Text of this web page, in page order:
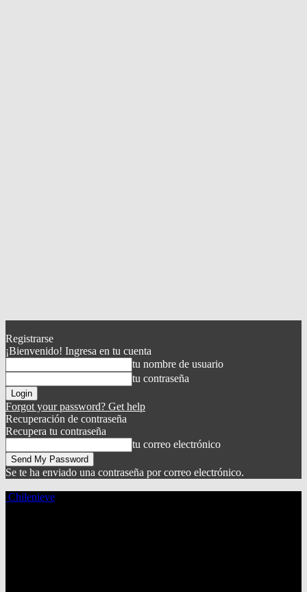
Registrarse
¡Bienvenido! Ingresa en tu cuenta
tu nombre de usuario
tu contraseña
Forgot your password? Get help
Recuperación de contraseña
Recupera tu contraseña
tu correo electrónico
Se te ha enviado una contraseña por correo electrónico.
Chilenieve